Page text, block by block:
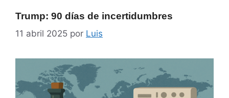
Trump: 90 días de incertidumbres
11 abril 2025 por Luis